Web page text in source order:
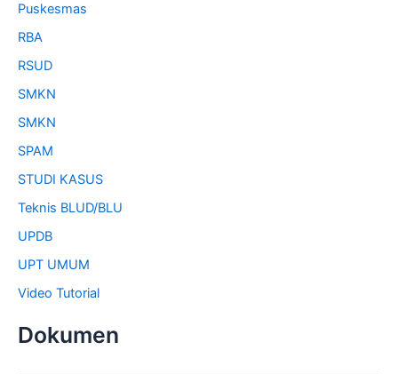
Puskesmas
RBA
RSUD
SMKN
SMKN
SPAM
STUDI KASUS
Teknis BLUD/BLU
UPDB
UPT UMUM
Video Tutorial
Dokumen